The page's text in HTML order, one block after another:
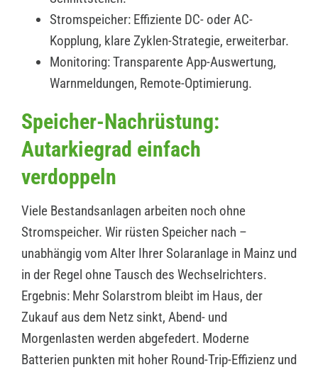
Stromspeicher: Effiziente DC- oder AC-
Kopplung, klare Zyklen-Strategie, erweiterbar.
Monitoring: Transparente App-Auswertung,
Warnmeldungen, Remote-Optimierung.
Speicher-Nachrüstung:
Autarkiegrad einfach
verdoppeln
Viele Bestandsanlagen arbeiten noch ohne
Stromspeicher. Wir rüsten Speicher nach –
unabhängig vom Alter Ihrer Solaranlage in Mainz und
in der Regel ohne Tausch des Wechselrichters.
Ergebnis: Mehr Solarstrom bleibt im Haus, der
Zukauf aus dem Netz sinkt, Abend- und
Morgenlasten werden abgefedert. Moderne
Batterien punkten mit hoher Round-Trip-Effizienz und